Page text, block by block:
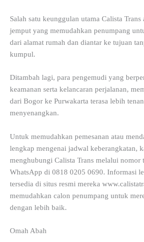
Salah satu keunggulan utama Calista
jemput yang memudahkan penumpang
dari alamat rumah dan diantar ke tujuan
kumpul.
Ditambah lagi, para pengemudi yang
keamanan serta kelancaran perjalanan,
dari Bogor ke Purwakarta terasa lebih
menyenangkan.
Untuk memudahkan pemesanan atau
lengkap mengenai jadwal keberangkatan,
menghubungi Calista Trans melalui nomor
WhatsApp di 0818 0205 0690. Informasi
tersedia di situs resmi mereka
memudahkan calon penumpang untuk
dengan lebih baik.
Omah Abah